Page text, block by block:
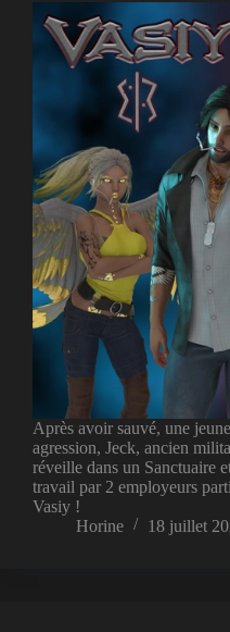
Après avoir sauvé, une
agression, Jeck, ancien
réveille dans un Sanctuaire
travail par 2 employeurs
Vasiy !
Horine
18 juillet